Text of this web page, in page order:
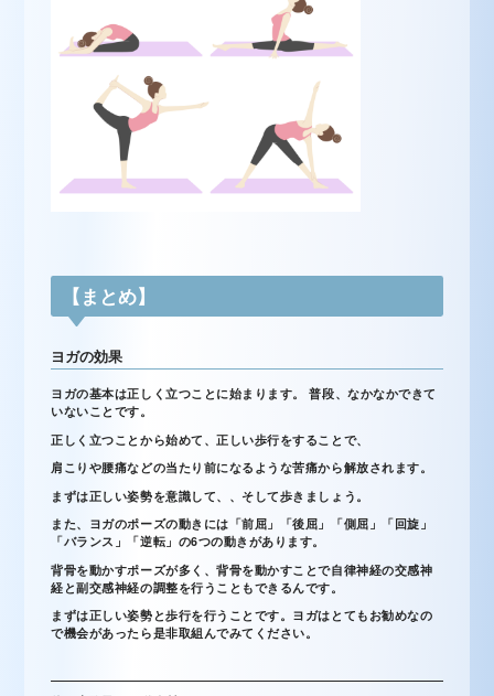
【まとめ】
ヨガの効果
ヨガの基本は正しく立つことに始まります。 普段、なかなかできて
いないことです。
正しく立つことから始めて、正しい歩行をすることで、
肩こりや腰痛などの当たり前になるような苦痛から解放されます。
まずは正しい姿勢を意識して、、そして歩きましょう。
また、ヨガのポーズの動きには「前屈」「後屈」「側屈」「回旋」
「バランス」「逆転」の6つの動きがあります。
背骨を動かすポーズが多く、背骨を動かすことで自律神経の交感神
経と副交感神経の調整を行うこともできるんです。
まずは正しい姿勢と歩行を行うことです。ヨガはとてもお勧めなの
で機会があったら是非取組んでみてください。